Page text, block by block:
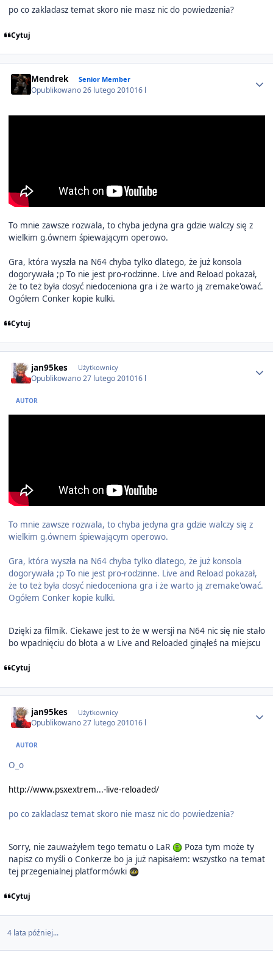
po co zakladasz temat skoro nie masz nic do powiedzenia?
Cytuj
Mendrek Senior Member
Opublikowano26 lutego 201016 l
To mnie zawsze rozwala, to chyba jedyna gra gdzie walczy się z
wielkim g.ównem śpiewającym operowo.
Gra, która wyszła na N64 chyba tylko dlatego, że już konsola
dogorywała ;p To nie jest pro-rodzinne. Live and Reload pokazał,
że to też była dosyć niedoceniona gra i że warto ją zremake'ować.
Ogółem Conker kopie kulki.
Cytuj
jan95kes Użytkownicy
Opublikowano27 lutego 201016 l
AUTOR
To mnie zawsze rozwala, to chyba jedyna gra gdzie walczy się z
wielkim g.ównem śpiewającym operowo.
Gra, która wyszła na N64 chyba tylko dlatego, że już konsola
dogorywała ;p To nie jest pro-rodzinne. Live and Reload pokazał,
że to też była dosyć niedoceniona gra i że warto ją zremake'ować.
Ogółem Conker kopie kulki.
Dzięki za filmik. Ciekawe jest to że w wersji na N64 nic się nie stało
bo wpadnięciu do błota a w Live and Reloaded ginąłeś na miejscu
Cytuj
jan95kes Użytkownicy
Opublikowano27 lutego 201016 l
AUTOR
O_o
http://www.psxextrem...-live-reloaded/
po co zakladasz temat skoro nie masz nic do powiedzenia?
Sorry, nie zauważyłem tego tematu o LaR
Poza tym może ty
napisz co myśli o Conkerze bo ja już napisałem: wszystko na temat
tej przegenialnej platformówki
Cytuj
4 lata później...